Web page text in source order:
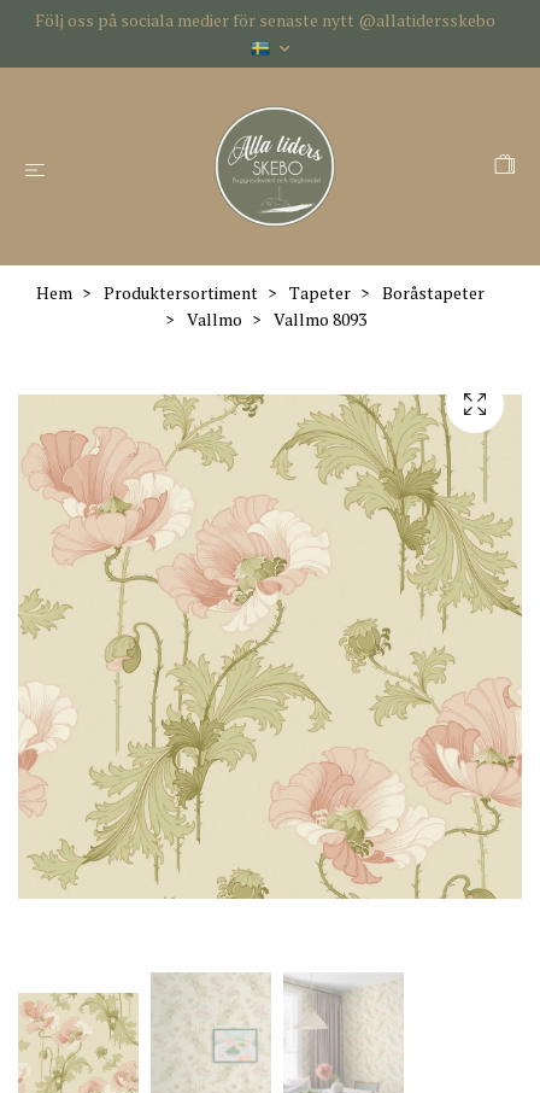
Följ oss på sociala medier för senaste nytt @allatidersskebo
Hem Produktersortiment Tapeter
Boråstapeter
Vallmo
Vallmo 8093